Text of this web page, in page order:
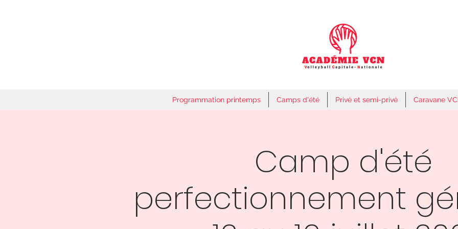
Programmation printemps Camps d'été Privé et semi-privé Caravane
Camp d'été
perfectionnement